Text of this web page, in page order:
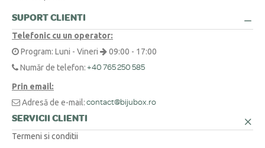
O metodă simplă este să înfășori o ață în jurul degetului sau la baza
gâtului, să marchezi punctul unde se suprapune, apoi să măsori
lungimea obținută cu o riglă.
Suntem aici pentru tine! Ne poți contacta telefonic la 0371 230 499, prin
WhatsApp la +40 770 921 356 sau prin email la
SUPORT CLIENTI
Telefonic cu un operator:
Program: Luni - Vineri
09:00 - 17:00
Număr de telefon: +40 765 250 585
Prin email:
Adresă de e-mail: contact@bijubox.ro
SERVICII CLIENTI
Termeni si conditii